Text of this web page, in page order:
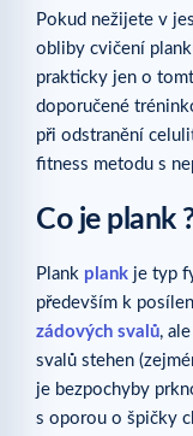
Pokud nežijete v
obliby cvičení
prakticky jen o
doporučené
při odstranění
fitness metodu s
Co je plank
Plank plank je typ
především k
zádových svalů,
svalů stehen
je bezpochyby
s oporou o špičky